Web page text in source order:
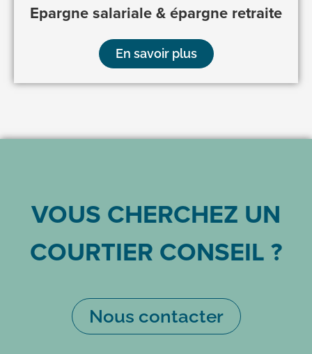
Epargne salariale & épargne retraite
En savoir plus
VOUS CHERCHEZ UN
COURTIER CONSEIL ?
Nous contacter